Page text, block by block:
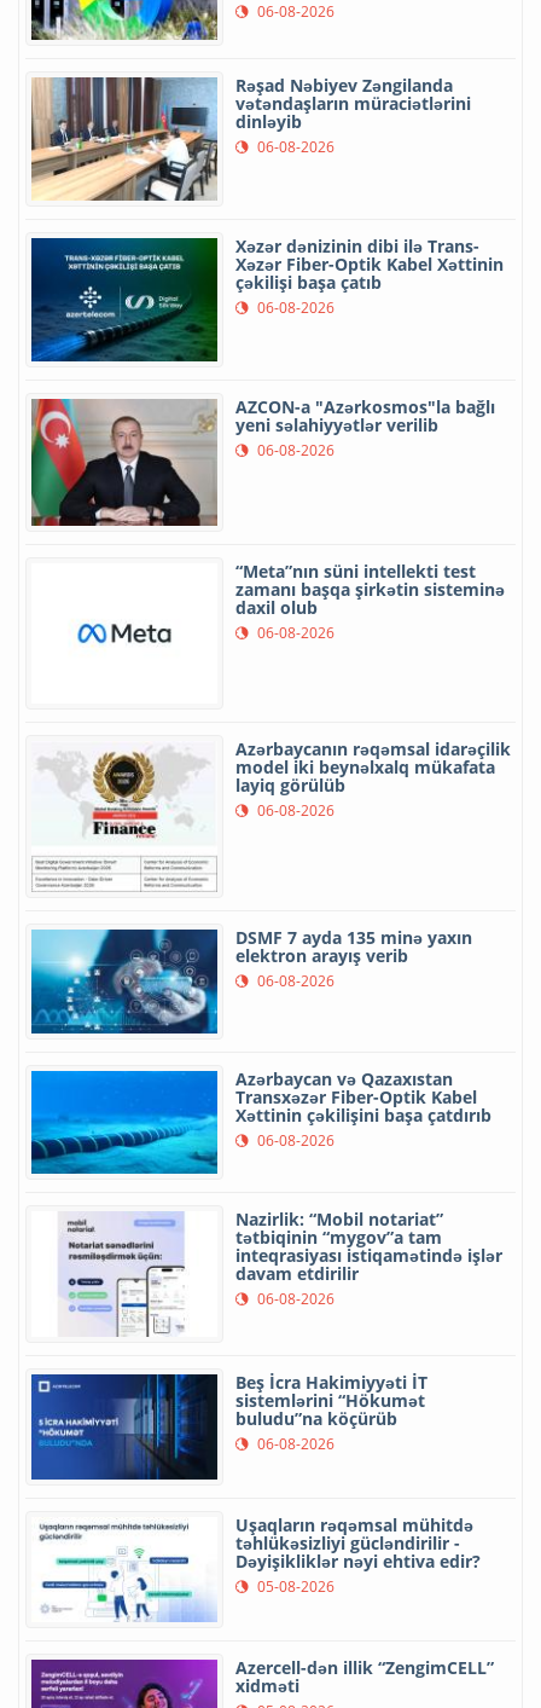
06-08-2026
Rəşad Nəbiyev Zəngilanda
vətəndaşların müraciətlərini
dinləyib
06-08-2026
Xəzər dənizinin dibi ilə Trans-
Xəzər Fiber-Optik Kabel Xəttinin
çəkilişi başa çatıb
06-08-2026
AZCON-a "Azərkosmos"la bağlı
yeni səlahiyyətlər verilib
06-08-2026
“Meta”nın süni intellekti test
zamanı başqa şirkətin sisteminə
daxil olub
06-08-2026
Azərbaycanın rəqəmsal idarəçilik
model iki beynəlxalq mükafata
layiq görülüb
06-08-2026
DSMF 7 ayda 135 minə yaxın
elektron arayış verib
06-08-2026
Azərbaycan və Qazaxıstan
Transxəzər Fiber-Optik Kabel
Xəttinin çəkilişini başa çatdırıb
06-08-2026
Nazirlik: “Mobil notariat”
tətbiqinin “mygov”a tam
inteqrasiyası istiqamətində işlər
davam etdirilir
06-08-2026
Beş İcra Hakimiyyəti İT
sistemlərini “Hökumət
buludu”na köçürüb
06-08-2026
Uşaqların rəqəmsal mühitdə
təhlükəsizliyi gücləndirilir -
Dəyişikliklər nəyi ehtiva edir?
05-08-2026
Azercell-dən illik “ZengimCELL”
xidməti